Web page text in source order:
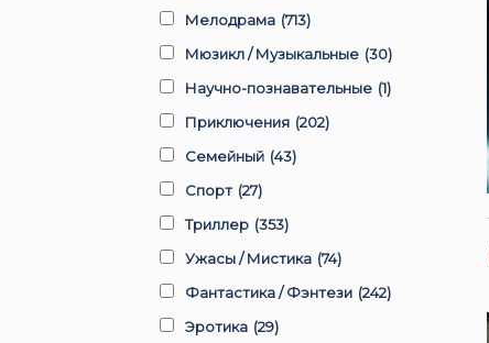
Мелодрама (713)
Мюзикл / Музыкальные (30)
Научно-познавательные (1)
Приключения (202)
Семейный (43)
Спорт (27)
Триллер (353)
Ужасы / Мистика (74)
Фантастика / Фэнтези (242)
Эротика (29)